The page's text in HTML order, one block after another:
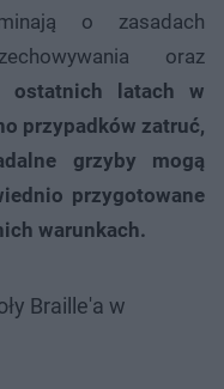
o zasadach
oraz
ostatnich latach w
przypadków zatruć,
grzyby mogą
przygotowane
warunkach.
Braille'a w